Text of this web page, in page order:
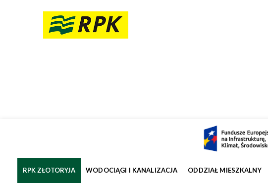
RPK ZŁOTORYJA WODOCIĄGI I KANALIZACJA ODDZIAŁ MIESZKALNY